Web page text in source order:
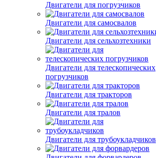
Двигатели для погрузчиков
Двигатели для самосвалов
Двигатели для сельхозтехники
Двигатели для телескопических
погрузчиков
Двигатели для тракторов
Двигатели для тралов
Двигатели для трубоукладчиков